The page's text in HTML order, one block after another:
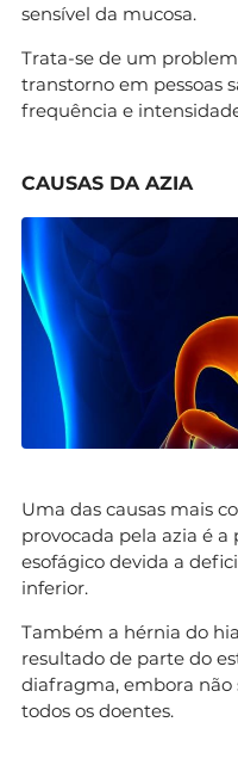
sensível da mucosa.
Trata-se de um
transtorno em pessoas
frequência e
CAUSAS DA AZIA
Uma das causas mais
provocada pela azia é
esofágico devida a
inferior.
Também a hérnia do
resultado de parte do
diafragma, embora
todos os doentes.